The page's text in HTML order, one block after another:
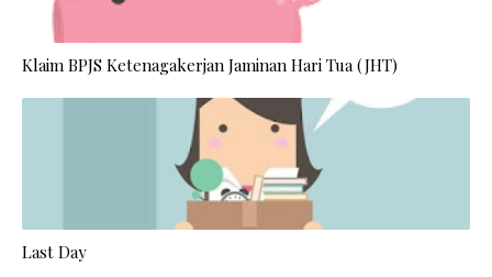
Klaim BPJS Ketenagakerjan Jaminan Hari Tua (JHT)
Last Day